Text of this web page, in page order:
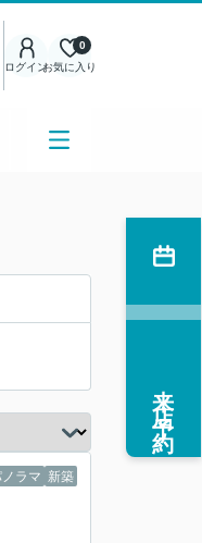
ログインお気に入り
0
ラマ 新築
来店予約